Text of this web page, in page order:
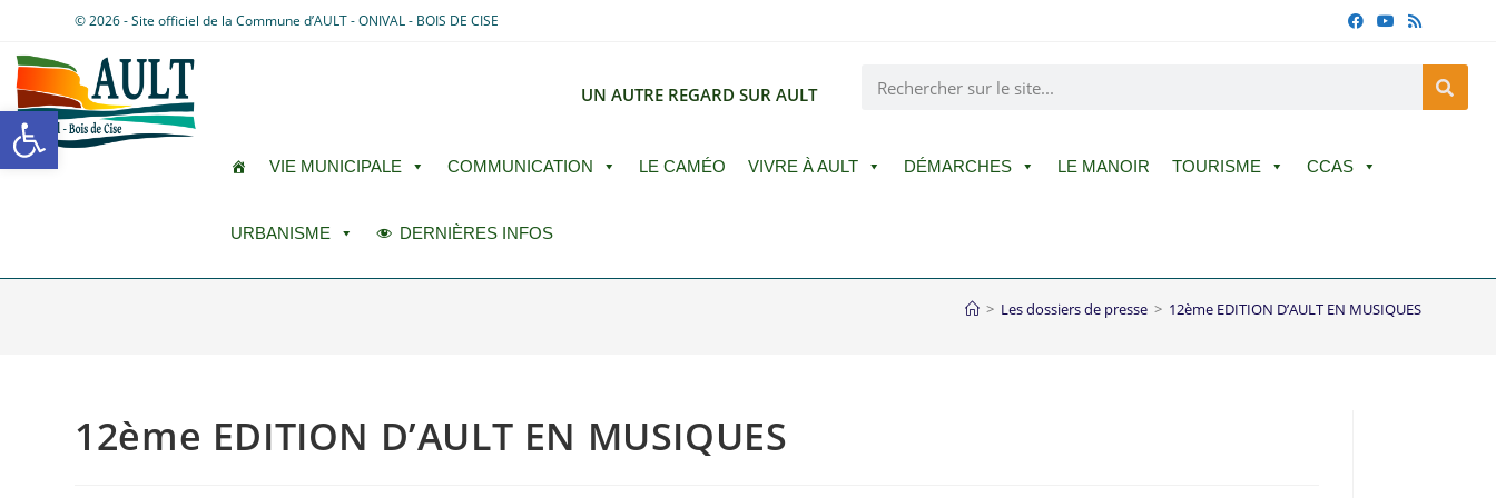
Ouvrir la barre d’outils
© 2026 - Site officiel de la Commune d’AULT - ONIVAL - BOIS DE CISE
UN AUTRE REGARD SUR AULT
VIE MUNICIPALE COMMUNICATION LE CAMÉO VIVRE À AULT DÉMARCHES LE MANOIR TOURISME CCAS
URBANISME DERNIÈRES INFOS
> Les dossiers de presse > 12ème EDITION D’AULT EN MUSIQUES
12ème EDITION D’AULT EN MUSIQUES